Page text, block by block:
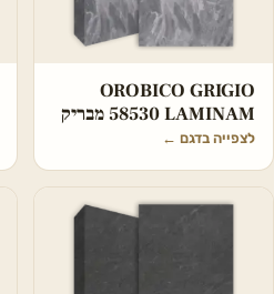
‏‏OROBICO GRIGIO
58530 LAMINAM מבריק
לצפייה בדגם ←